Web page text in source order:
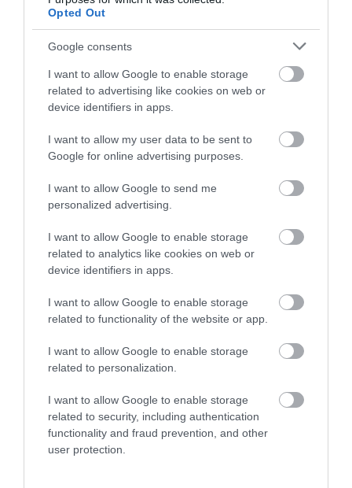
Opted Out
Google consents
I want to allow Google to enable storage
related to advertising like cookies on web or
device identifiers in apps.
I want to allow my user data to be sent to
Google for online advertising purposes.
I want to allow Google to send me
personalized advertising.
I want to allow Google to enable storage
related to analytics like cookies on web or
device identifiers in apps.
I want to allow Google to enable storage
related to functionality of the website or app.
I want to allow Google to enable storage
related to personalization.
I want to allow Google to enable storage
related to security, including authentication
functionality and fraud prevention, and other
user protection.
Itt a Kia hibrid crossovere
Tanulmány: nem annyira
környezetkímélők a PHEV-ek,…
Hibáztak az elektromos Kia Niro hatótáv
mérésénél,…